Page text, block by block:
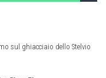
sul ghiacciaio dello Stelvio